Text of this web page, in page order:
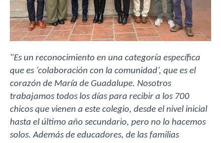
"Es un reconocimiento en una categoría específica
que es ‘colaboración con la comunidad’, que es el
corazón de María de Guadalupe. Nosotros
trabajamos todos los días para recibir a los 700
chicos que vienen a este colegio, desde el nivel inicial
hasta el último año secundario, pero no lo hacemos
solos. Además de educadores, de las familias